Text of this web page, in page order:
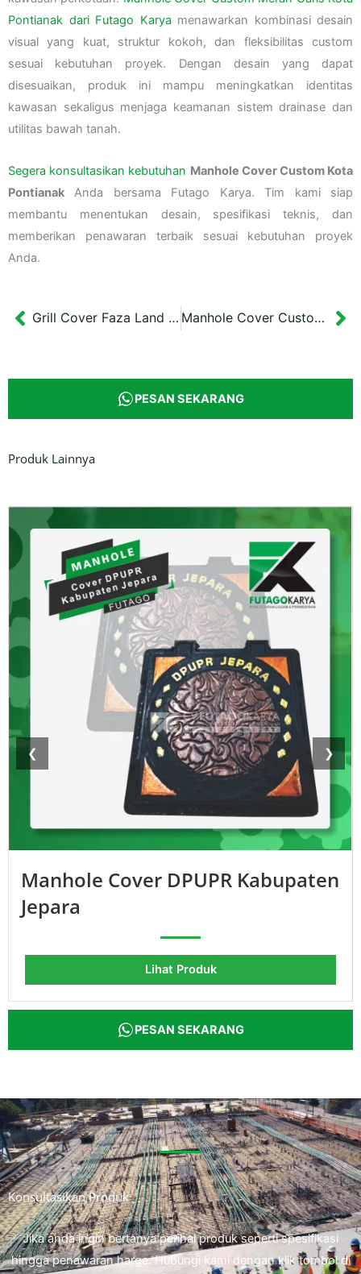
Pontianak dari Futago Karya menawarkan kombinasi desain
visual yang kuat, struktur kokoh, dan fleksibilitas custom
sesuai kebutuhan proyek. Dengan desain yang dapat
disesuaikan, produk ini mampu meningkatkan identitas
kawasan sekaligus menjaga keamanan sistem drainase dan
utilitas bawah tanah.
Segera konsultasikan kebutuhan Manhole Cover Custom Kota
Pontianak Anda bersama Futago Karya. Tim kami siap
membantu menentukan desain, spesifikasi teknis, dan
memberikan penawaran terbaik sesuai kebutuhan proyek
Anda.
Prev Grill Cover Faza Land Tuban Manhole Cover Custom Sepakat
PESAN SEKARANG
Produk Lainnya
❮ ❯
Manhole Cover DPUPR Kabupaten
Jepara
Lihat Produk
PESAN SEKARANG
Konsultasikan Produk
Jika anda ingin bertanya perihal produk seperti spesifikasi
hingga penawaran harga. Hubungi kami dengan klik tombol di